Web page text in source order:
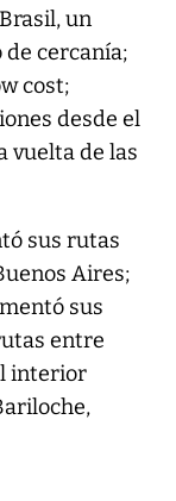
un
cercanía;
cost;
desde el
vuelta de las
sus rutas
Aires;
sus
entre
interior